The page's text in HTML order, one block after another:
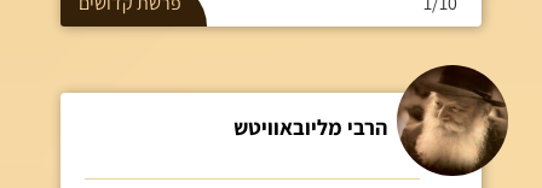
הרבי מליובאוויטש